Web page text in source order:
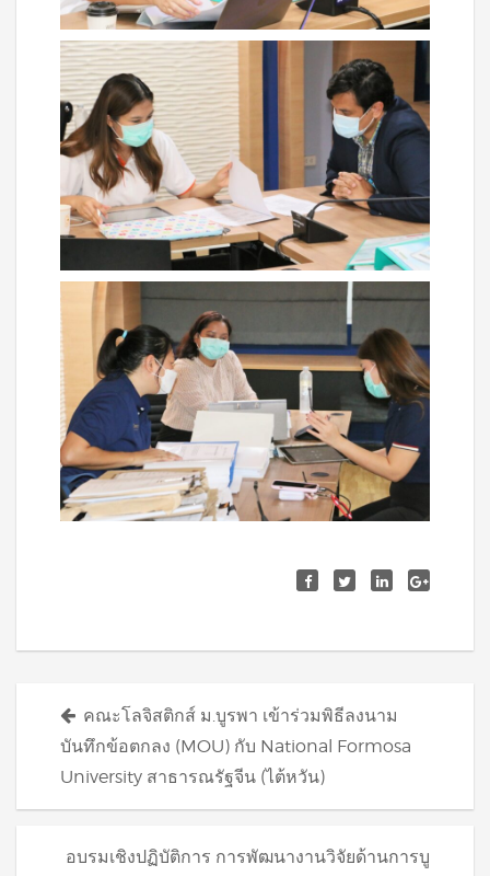
Posts
navigation
คณะโลจิสติกส์ ม.บูรพา เข้าร่วมพิธีลงนาม
บันทึกข้อตกลง (MOU) กับ National Formosa
University สาธารณรัฐจีน (ไต้หวัน)
อบรมเชิงปฏิบัติการ การพัฒนางานวิจัยด้านการบู